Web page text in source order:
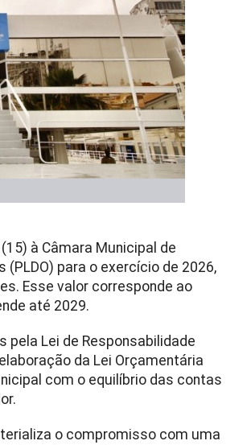
à Câmara Municipal de
para o exercício de 2026,
Esse valor corresponde ao
até 2029.
pela Lei de Responsabilidade
da Lei Orçamentária
com o equilíbrio das contas
o compromisso com uma